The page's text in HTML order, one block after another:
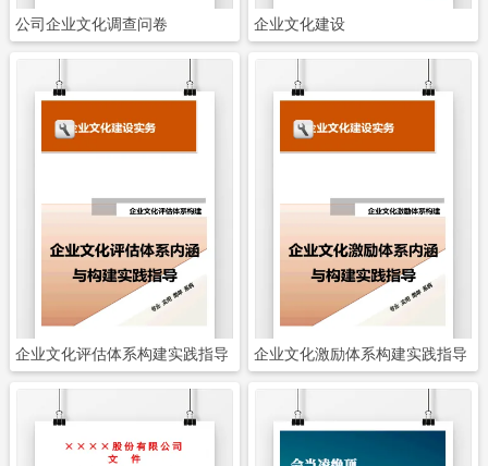
公司企业文化调查问卷 企业文化建设
企业文化评估体系构建实践指导 企业文化激励体系构建实践指导